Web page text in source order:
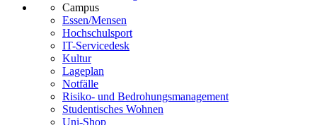
Campus
Essen/Mensen
Hochschulsport
IT-Servicedesk
Kultur
Lageplan
Notfälle
Risiko- und Bedrohungsmanagement
Studentisches Wohnen
Uni-Shop